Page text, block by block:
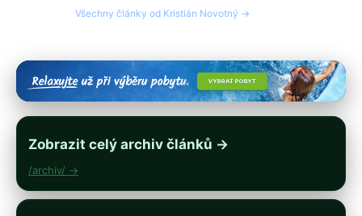
Všechny články od Kristián Novotný →
Zobrazit celý archiv článků →
/archiv/ →